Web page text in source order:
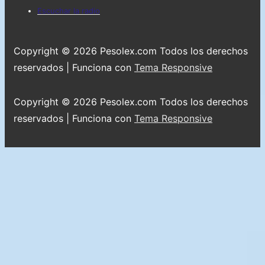
pie
página
Menú
pie
de
página
Escuchar la radio
Copyright © 2026 Pesolex.com Todos los derechos
reservados
| Funciona con Tema Responsive
Copyright © 2026 Pesolex.com Todos los derechos
reservados
| Funciona con Tema Responsive